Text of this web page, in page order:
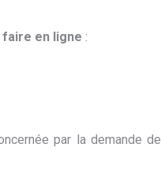
en ligne :
par la demande de